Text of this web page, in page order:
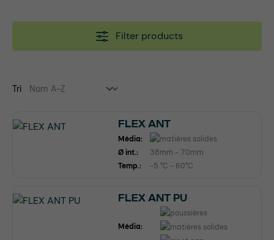
Filter products
Tri
FLEX ANT
Média:
Ø int.:
38mm - 70mm
Temp.:
-5 °C - 60°C
FLEX ANT PU
Média: